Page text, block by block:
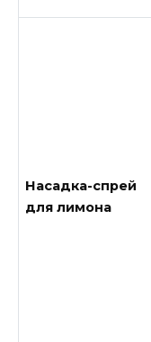
Насадка-спрей
для лимона